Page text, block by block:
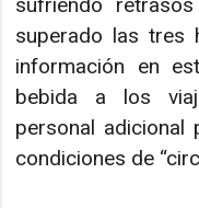
superado las tres
información en
bebida a los
personal adicional
condiciones de